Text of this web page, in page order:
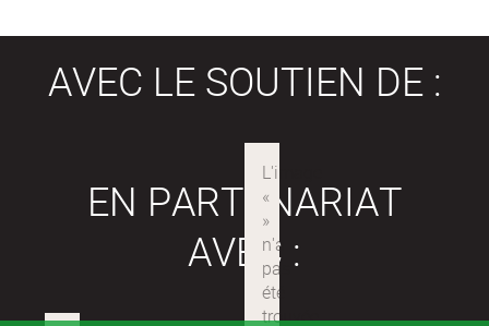
AVEC LE SOUTIEN DE :
EN PARTENARIAT
AVEC :